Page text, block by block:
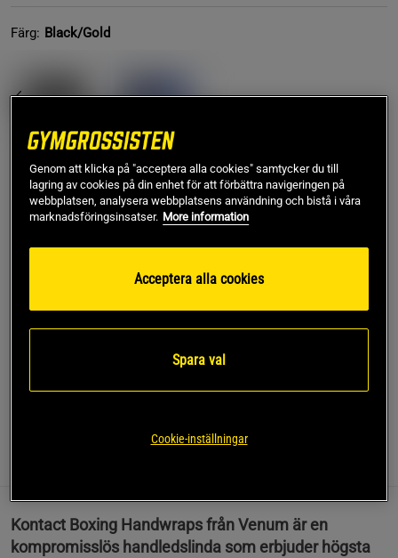
Färg: Black/Gold
Lägg i varukorgen
Fri frakt över 499 kr Fri retur 14 dagars ångerrätt
Kontact Boxing Handwraps från Venum är en
tillgängliga kvalitet till lägsta möjliga pris!
Kontact Boxing Handwraps från Venum är en
kompromisslös handledslinda som erbjuder högsta
Genom att klicka på "acceptera alla cookies" samtycker du till
lagring av cookies på din enhet för att förbättra navigeringen på
webbplatsen, analysera webbplatsens användning och bistå i våra
marknadsföringsinsatser. More information
Acceptera alla cookies
Spara val
Cookie-inställningar